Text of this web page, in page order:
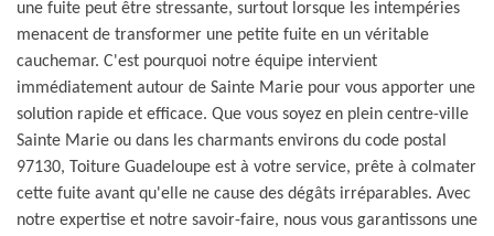
une fuite peut être stressante, surtout lorsque les intempéries
menacent de transformer une petite fuite en un véritable
cauchemar. C'est pourquoi notre équipe intervient
immédiatement autour de Sainte Marie pour vous apporter une
solution rapide et efficace. Que vous soyez en plein centre-ville
Sainte Marie ou dans les charmants environs du code postal
97130, Toiture Guadeloupe est à votre service, prête à colmater
cette fuite avant qu'elle ne cause des dégâts irréparables. Avec
notre expertise et notre savoir-faire, nous vous garantissons une